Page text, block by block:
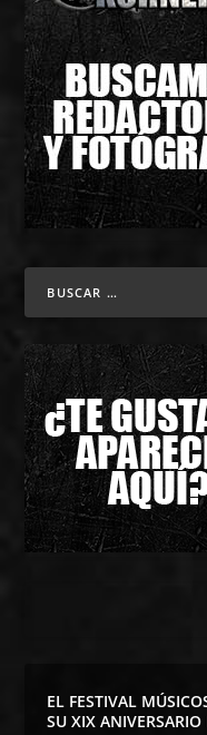
EL FESTIVAL
SU XIX